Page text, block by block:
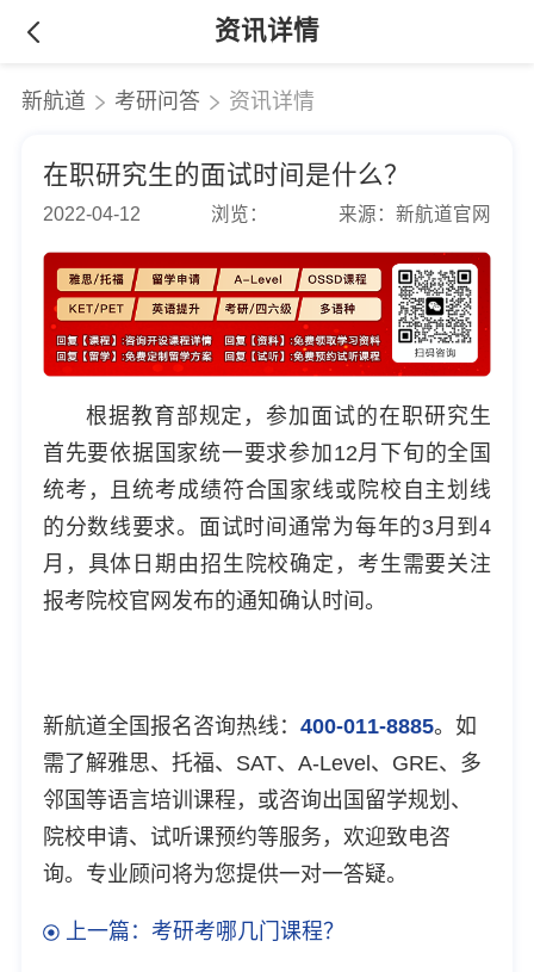
资讯详情
新航道 考研问答 资讯详情
在职研究生的面试时间是什么？
2022-04-12 浏览： 来源：新航道官网
根据教育部规定，参加面试的在职研究生
首先要依据国家统一要求参加12月下旬的全国
统考，且统考成绩符合国家线或院校自主划线
的分数线要求。面试时间通常为每年的3月到4
月，具体日期由招生院校确定，考生需要关注
报考院校官网发布的通知确认时间。
新航道全国报名咨询热线： 400-011-8885。如
需了解雅思、托福、SAT、A-Level、GRE、多
邻国等语言培训课程，或咨询出国留学规划、
院校申请、试听课预约等服务，欢迎致电咨
询。专业顾问将为您提供一对一答疑。
上一篇：考研考哪几门课程？